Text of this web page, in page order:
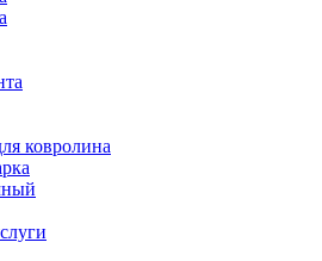
ковролина